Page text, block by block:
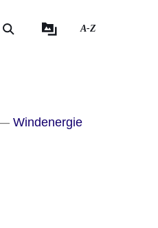
A-Z
Windenergie